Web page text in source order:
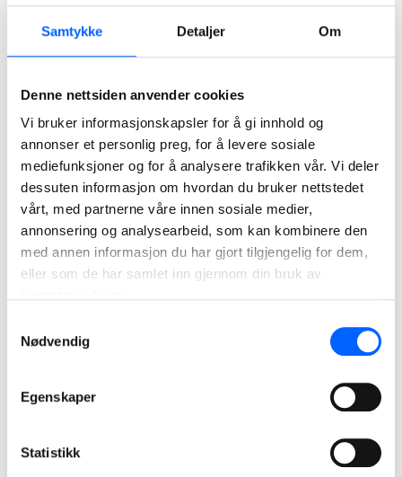
Samtykke Detaljer Om
Denne nettsiden anvender cookies
Vi bruker informasjonskapsler for å gi innhold og
annonser et personlig preg, for å levere sosiale
mediefunksjoner og for å analysere trafikken vår. Vi deler
dessuten informasjon om hvordan du bruker nettstedet
vårt, med partnerne våre innen sosiale medier,
annonsering og analysearbeid, som kan kombinere den
med annen informasjon du har gjort tilgjengelig for dem,
eller som de har samlet inn gjennom din bruk av
Nødvendig
Egenskaper
Statistikk
Schweigaardsgate 16, Oslo
Alimentation Couche-Trade, hvor Statoil Fuel & Retail er
heleid datterselskap.